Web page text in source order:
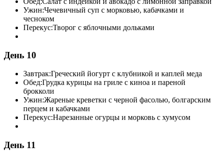
Ужин:Чечевичный суп с морковью, кабачками и
чесноком
Перекус:Творог с яблочными дольками
День 10
Завтрак:Греческий йогурт с клубникой и каплей меда
Обед:Грудка курицы на гриле с киноа и пареной
брокколи
Ужин:Жареные креветки с черной фасолью, болгарским
перцем и кабачками
Перекус:Нарезанные огурцы и морковь с хумусом
День 11